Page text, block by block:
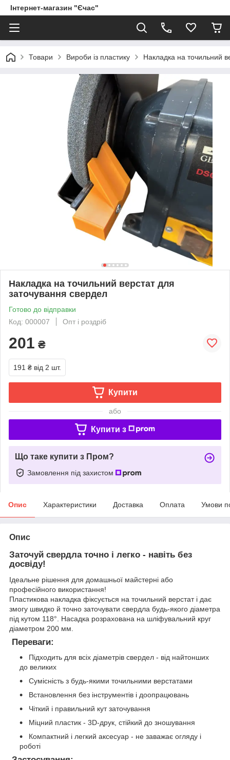
Інтернет-магазин "Єчас"
Товари Вироби із пластику Накладка на точильний
Накладка на точильний верстат для
заточування свердел
Готово до відправки
Код: 000007
Опт і роздріб
201 ₴
191 ₴ від 2 шт.
Купити
або
Купити з
Що таке купити з Пром?
Замовлення під захистом
Опис Характеристики Доставка Оплата Умови
Опис
Заточуй свердла точно і легко - навіть без
досвіду!
Ідеальне рішення для домашньої майстерні або
професійного використання!
Пластикова накладка фіксується на точильний верстат і дає
змогу швидко й точно заточувати свердла будь-якого діаметра
під кутом 118°. Насадка розрахована на шліфувальний круг
діаметром 200 мм.
Переваги:
Підходить для всіх діаметрів свердел - від найтонших
до великих
Сумісність з будь-якими точильними верстатами
Встановлення без інструментів і доопрацювань
Чіткий і правильний кут заточування
Міцний пластик - 3D-друк, стійкий до зношування
Компактний і легкий аксесуар - не заважає огляду і
роботі